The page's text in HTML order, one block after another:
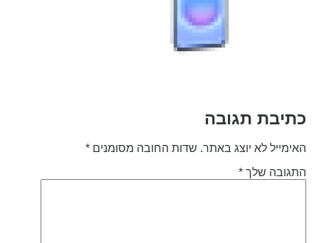
תגובה
לא יוצג באתר. שדות החובה מסומנים*
שלך*